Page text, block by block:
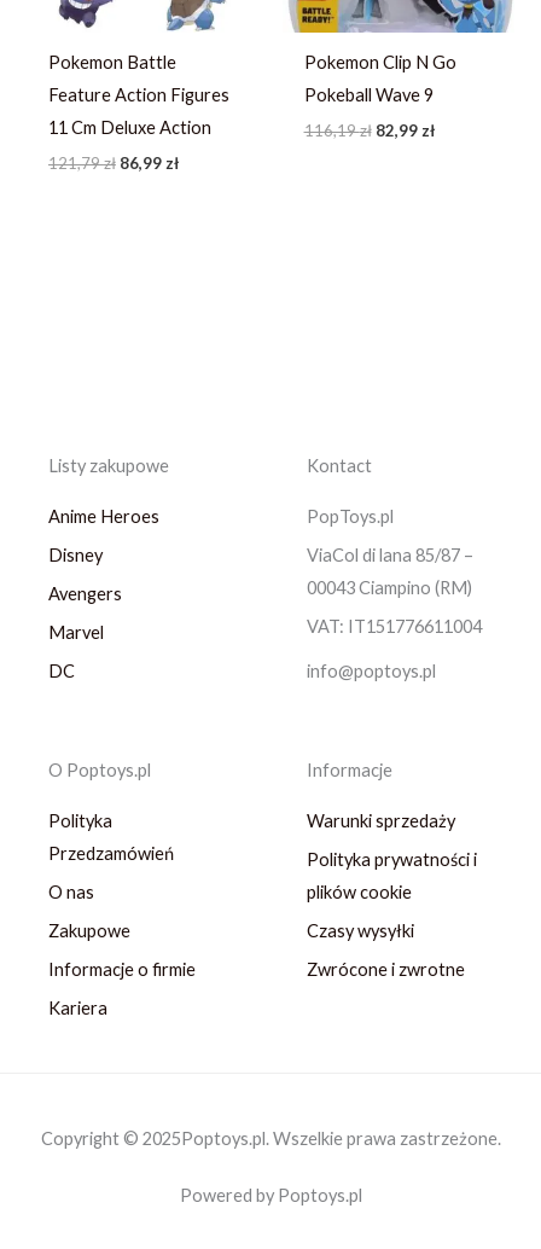
Pokemon Battle
Feature Action Figures
11 Cm Deluxe Action
121,79zł 86,99 zł
Pokemon Clip N Go
Pokeball Wave 9
116,19zł 82,99 zł
Listy zakupowe
Anime Heroes
Disney
Avengers
Marvel
DC
Kontact
PopToys.pl
ViaCol di lana 85/87 –
00043 Ciampino (RM)
VAT: IT151776611004
info@poptoys.pl
O Poptoys.pl
Polityka
Przedzamówień
O nas
Zakupowe
Informacje o firmie
Kariera
Informacje
Warunki sprzedaży
Polityka prywatności i
plików cookie
Czasy wysyłki
Zwrócone i zwrotne
Copyright © 2025Poptoys.pl. Wszelkie prawa zastrzeżone.
Powered by Poptoys.pl